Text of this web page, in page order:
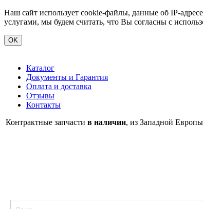
Наш сайт использует cookie-файлы, данные об IP-
услугами, мы будем считать, что Вы согласны с
OK
Каталог
Документы и Гарантия
Оплата и доставка
Отзывы
Контакты
Контрактные запчасти в наличии, из Западной Европы